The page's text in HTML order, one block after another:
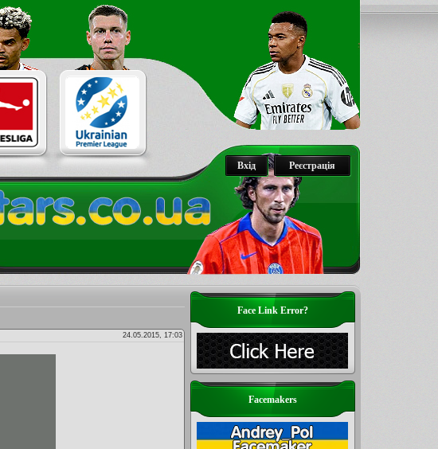
Реєстрація
Вхід
24.05.2015, 17:03
Face Link Error?
Facemakers